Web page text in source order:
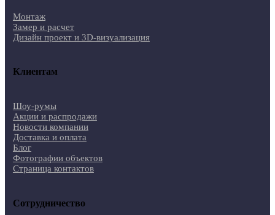
Монтаж
Замер и расчет
Дизайн проект и 3D-визуализация
Клиентам
Шоу-румы
Акции и распродажи
Новости компании
Доставка и оплата
Блог
Фотографии объектов
Страница контактов
Сотрудничество